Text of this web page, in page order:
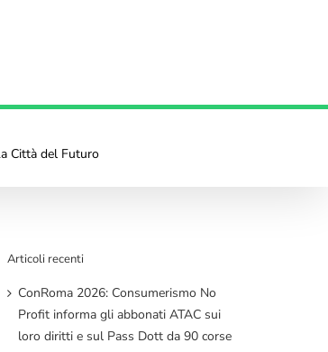
Città del Futuro
Articoli recenti
ConRoma 2026: Consumerismo No
Profit informa gli abbonati ATAC sui
loro diritti e sul Pass Dott da 90 corse